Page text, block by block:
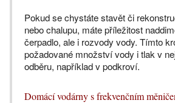
Pokud se chystáte stavět či
nebo chalupu, máte příležitost
čerpadlo, ale i rozvody vody. Tímto
požadované množství vody i tlak v
odběru, například v podkroví.
Domácí vodárny s frekvenčním